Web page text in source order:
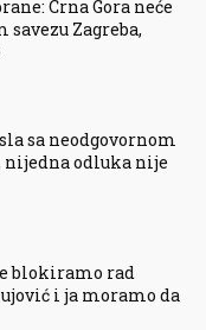
Crna Gora neće
Zagreba,
sa neodgovornom
nijedna odluka nije
blokiramo rad
i ja moramo da